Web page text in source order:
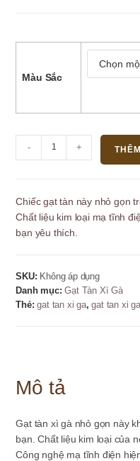
Màu Sắc
tàn
kim
loại
Lubinski
giá
- +
Chiếc gạt tàn này nhỏ gọn
Chất liệu kim loại mạ tĩnh
bạn yêu thích.
SKU: Không áp dụng
Danh mục:Gạt Tàn Xì Gà
Thẻ:gat tan xi ga,gat tan xi
Mô tả
Gạt tàn xì gà nhỏ gọn này
bạn. Chất liệu kim loại của
Công nghệ mạ tĩnh điện